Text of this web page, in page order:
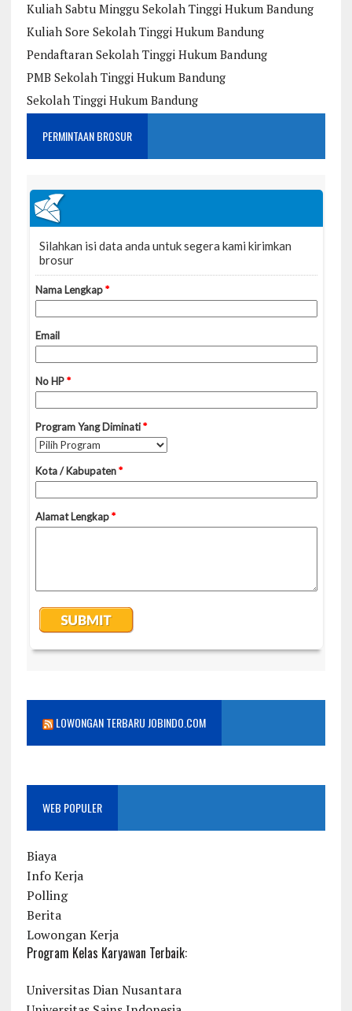
Kuliah Sabtu Minggu Sekolah Tinggi Hukum Bandung
Kuliah Sore Sekolah Tinggi Hukum Bandung
Pendaftaran Sekolah Tinggi Hukum Bandung
PMB Sekolah Tinggi Hukum Bandung
Sekolah Tinggi Hukum Bandung
PERMINTAAN BROSUR
LOWONGAN TERBARU JOBINDO.COM
WEB POPULER
Biaya
Info Kerja
Polling
Berita
Lowongan Kerja
Program Kelas Karyawan Terbaik:
Universitas Dian Nusantara